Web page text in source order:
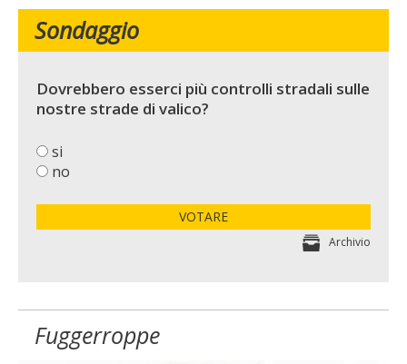
Sondaggio
Dovrebbero esserci più controlli stradali sulle
nostre strade di valico?
si
no
VOTARE
Archivio
Fuggerroppe